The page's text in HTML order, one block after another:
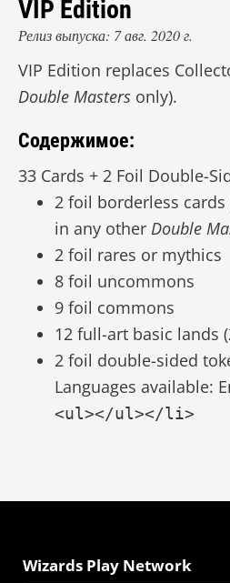
VIP Edition
Релиз выпуска: 7 авг. 2020 г.
VIP Edition replaces
Double Masters only).
Содержимое:
33 Cards + 2 Foil Double-
2 foil borderless
in any other Double
2 foil rares or mythics
8 foil uncommons
9 foil commons
12 full-art basic lands
2 foil double-sided
Languages available:
Wizards Play Network